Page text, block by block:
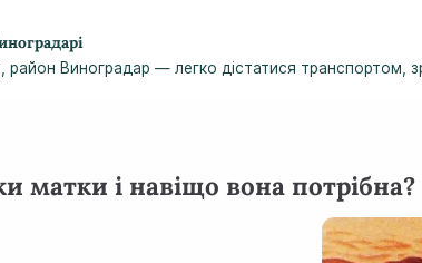
район Виноградар — легко дістатися транспортом,
матки і навіщо вона потрібна?